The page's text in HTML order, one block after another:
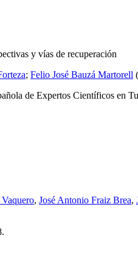
y vías de recuperación
; Felio José Bauzá Martorell (
de Expertos Científicos en
, José Antonio Fraiz Brea,